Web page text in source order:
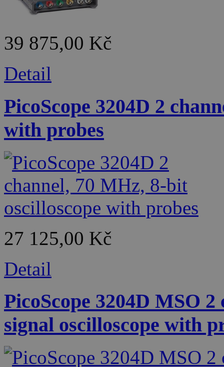
39 875,00 Kč
Detail
PicoScope 3204D 2
with probes
27 125,00 Kč
Detail
PicoScope 3204D MSO
signal oscilloscope with